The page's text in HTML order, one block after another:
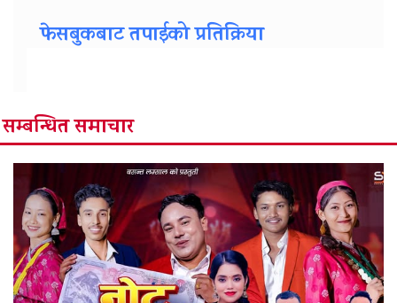
फेसबुकबाट तपाईको प्रतिक्रिया
सम्बन्धित समाचार